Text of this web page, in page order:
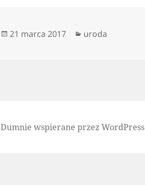
Data
21 marca 2017 Kategorie
uroda
Dumnie wspierane przez WordPress